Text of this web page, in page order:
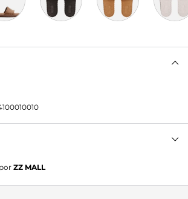
imita tiras de cordão torcido, e
com aspecto tramado e tag lisa do
ZZ MALL